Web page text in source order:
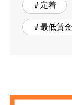
＃定着
＃最低賃金